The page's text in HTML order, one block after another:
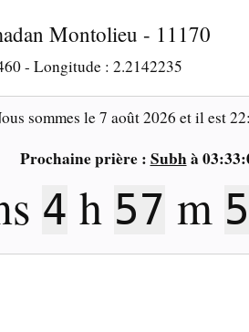
Montolieu - 11170
- Longitude : 2.2142235
sommes le7 août 2026 et il est
Prochaine prière : Subhà
4 h 57 m